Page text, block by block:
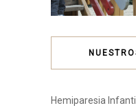
Hemiparesia Infantil